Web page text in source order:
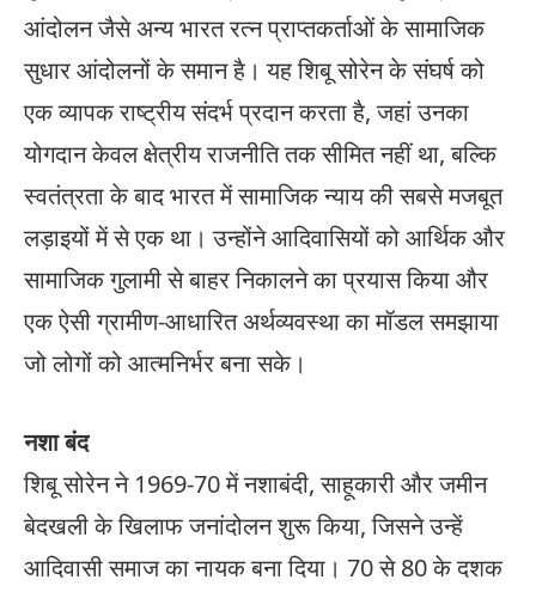
आंदोलन जैसे अन्य भारत रत्न प्राप्तकर्ताओं के सामाजिक
सुधार आंदोलनों के समान है। यह शिबू सोरेन के संघर्ष को
एक व्यापक राष्ट्रीय संदर्भ प्रदान करता है, जहां उनका
योगदान केवल क्षेत्रीय राजनीति तक सीमित नहीं था, बल्कि
स्वतंत्रता के बाद भारत में सामाजिक न्याय की सबसे मजबूत
लड़ाइयों में से एक था। उन्होंने आदिवासियों को आर्थिक और
सामाजिक गुलामी से बाहर निकालने का प्रयास किया और
एक ऐसी ग्रामीण-आधारित अर्थव्यवस्था का मॉडल समझाया
जो लोगों को आत्मनिर्भर बना सके।
नशा बंद
शिबू सोरेन ने 1969-70 में नशाबंदी, साहूकारी और जमीन
बेदखली के खिलाफ जनांदोलन शुरू किया, जिसने उन्हें
आदिवासी समाज का नायक बना दिया। 70 से 80 के दशक